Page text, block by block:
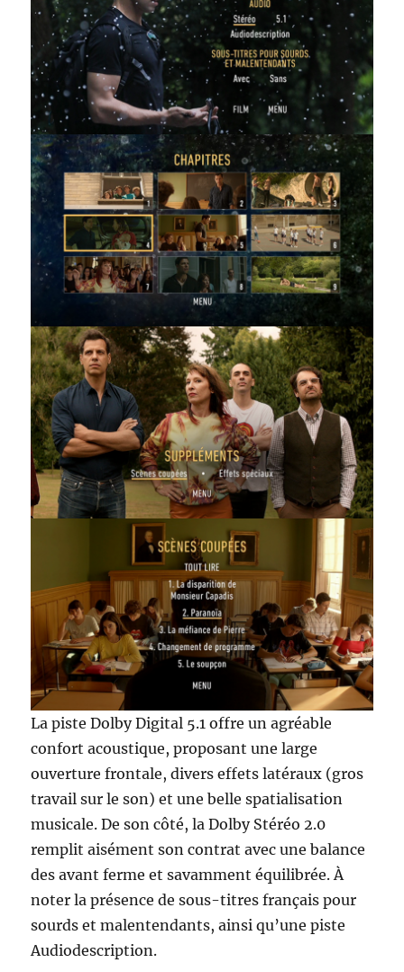
La piste Dolby Digital 5.1 offre un agréable
confort acoustique, proposant une large
ouverture frontale, divers effets latéraux (gros
travail sur le son) et une belle spatialisation
musicale. De son côté, la Dolby Stéréo 2.0
remplit aisément son contrat avec une balance
des avant ferme et savamment équilibrée. À
noter la présence de sous-titres français pour
sourds et malentendants, ainsi qu’une piste
Audiodescription.